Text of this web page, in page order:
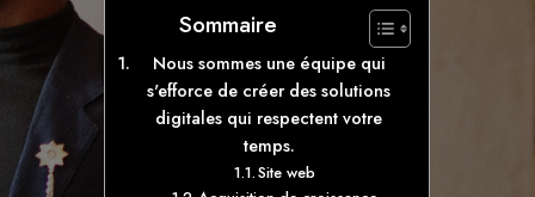
Sommaire
Nous sommes une équipe qui
s'efforce de créer des solutions
digitales qui respectent votre
temps.
Site web